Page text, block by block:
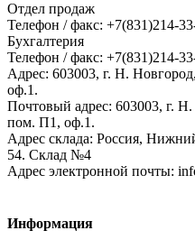
Отдел продаж
Телефон / факс: +7(831)214-
Бухгалтерия
Телефон / факс: +7(831)214-
Адрес: 603003, г. Н. Новгород,
оф.1.
Почтовый адрес: 603003, г. Н.
пом. П1, оф.1.
Адрес склада: Россия,
54. Склад №4
Адрес электронной почты:
Информация